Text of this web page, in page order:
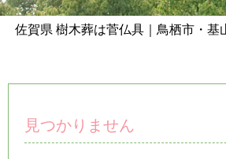
佐賀県 樹木葬は菅仏具｜鳥栖市・基
見つかりません